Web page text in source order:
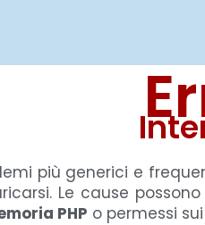
più generici e
Le cause
PHP o permessi